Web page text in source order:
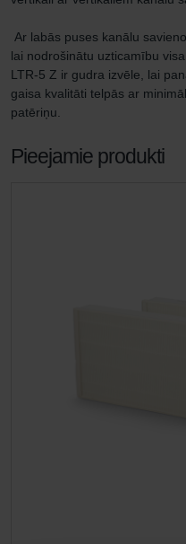
lai nodrošinātu uzticamību
LTR-5 Z ir gudra izvēle, lai
gaisa kvalitāti telpās ar
patēriņu.
Pieejamie produkti